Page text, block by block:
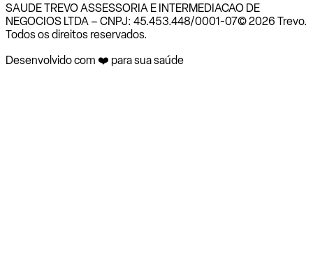
SAUDE TREVO ASSESSORIA E INTERMEDIACAO DE
NEGOCIOS LTDA – CNPJ: 45.453.448/0001-07© 2026 Trevo.
Todos os direitos reservados.
Desenvolvido com ❤️ para sua saúde